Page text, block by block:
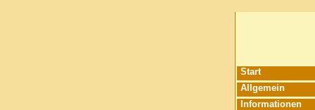
Start
Allgemein
Informationen